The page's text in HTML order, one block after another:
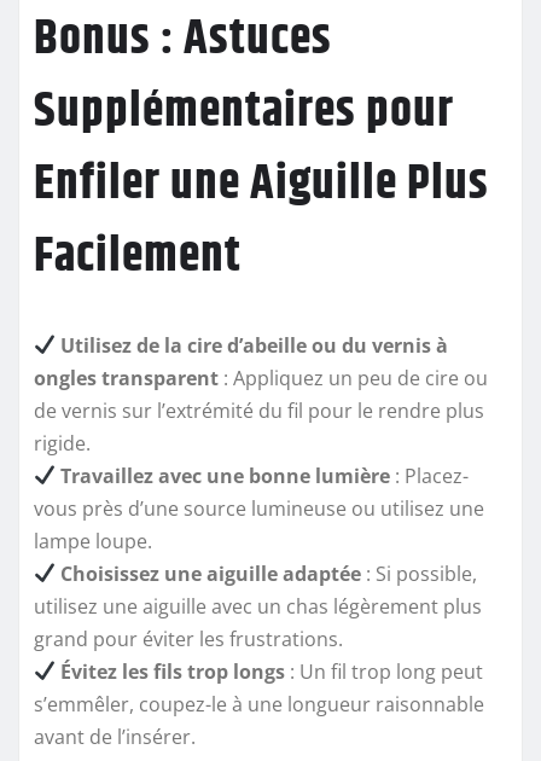
Bonus : Astuces
Supplémentaires pour
Enfiler une Aiguille Plus
Facilement
Utilisez de la cire d’abeille ou du vernis à
ongles transparent : Appliquez un peu de cire ou
de vernis sur l’extrémité du fil pour le rendre plus
rigide.
Travaillez avec une bonne lumière : Placez-
vous près d’une source lumineuse ou utilisez une
lampe loupe.
Choisissez une aiguille adaptée : Si possible,
utilisez une aiguille avec un chas légèrement plus
grand pour éviter les frustrations.
Évitez les fils trop longs : Un fil trop long peut
s’emmêler, coupez-le à une longueur raisonnable
avant de l’insérer.